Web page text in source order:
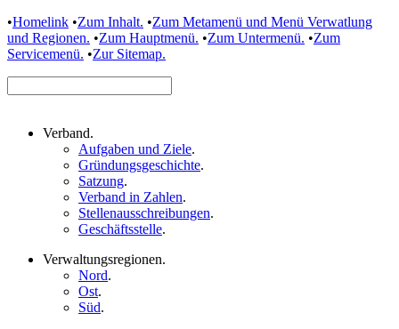
•Homelink •Zum Inhalt. •Zum Metamenü und Menü Verwatlung
und Regionen. •Zum Hauptmenü. •Zum Untermenü. •Zum
Servicemenü. •Zur Sitemap.
Verband.
Aufgaben und Ziele.
Gründungsgeschichte.
Satzung.
Verband in Zahlen.
Stellenausschreibungen.
Geschäftsstelle.
Verwaltungsregionen.
Nord.
Ost.
Süd.